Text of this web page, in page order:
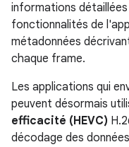
informations
fonctionnalités de
métadonnées
chaque frame.
Les applications qui
peuvent désormais
efficacité (HEVC)
décodage des